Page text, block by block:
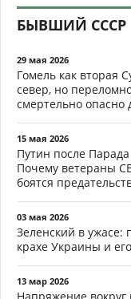
БЫВШИЙ СССР
29 мая 2026
Гомель как вторая
север, но
смертельно опасно
15 мая 2026
Путин после
Почему ветераны
боятся
03 мая 2026
Зеленский в ужасе:
крахе Украины и
13 мар 2026